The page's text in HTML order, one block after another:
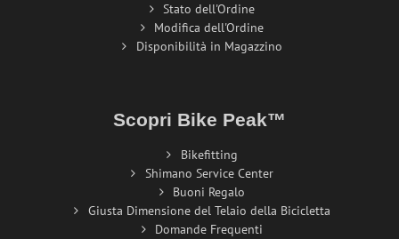
Stato dell'Ordine
Modifica dell'Ordine
Disponibilità in Magazzino
Scopri Bike Peak™
Bikefitting
Shimano Service Center
Buoni Regalo
Giusta Dimensione del Telaio della Bicicletta
Domande Frequenti